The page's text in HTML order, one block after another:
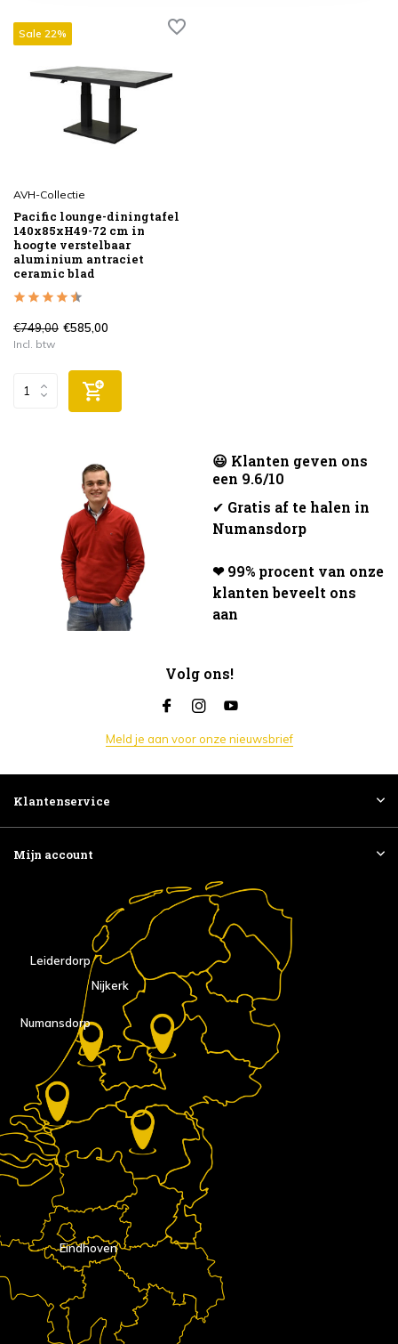
Sale 22%
AVH-Collectie
Pacific lounge-diningtafel
140x85xH49-72 cm in
hoogte verstelbaar
aluminium antraciet
ceramic blad
€749,00 €585,00
Incl. btw
😃 Klanten geven ons
een 9.6/10
✔ Gratis af te halen in
Numansdorp
❤ 99% procent van onze
klanten beveelt ons
aan
Volg ons!
Meld je aan voor onze nieuwsbrief
Klantenservice
Mijn account
Eindhoven
Nijkerk
Numansdorp
Leiderdorp